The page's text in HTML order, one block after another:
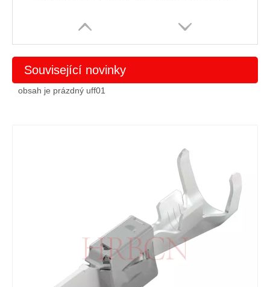
Související novinky
obsah je prázdný uff01